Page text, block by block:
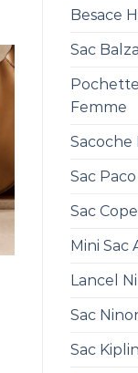
Besace
Sac
Femme
Sac
Sac
Mini Sac
Lancel
Sac
Sac